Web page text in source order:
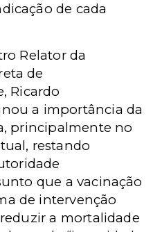
de cada
Relator da
de
Ricardo
a importância da
principalmente no
restando
que a vacinação
de intervenção
a mortalidade